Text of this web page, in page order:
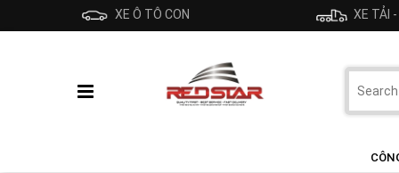
XE Ô TÔ CON XE TẢI